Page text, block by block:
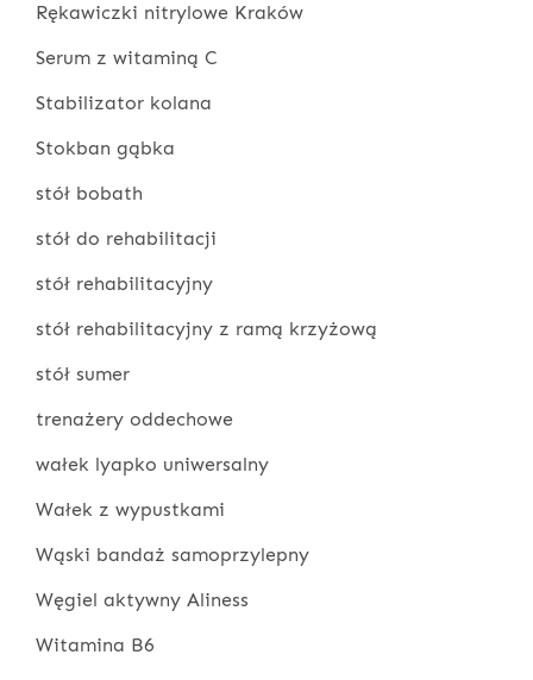
Rękawiczki nitrylowe Kraków
Serum z witaminą C
Stabilizator kolana
Stokban gąbka
stół bobath
stół do rehabilitacji
stół rehabilitacyjny
stół rehabilitacyjny z ramą krzyżową
stół sumer
trenażery oddechowe
wałek lyapko uniwersalny
Wałek z wypustkami
Wąski bandaż samoprzylepny
Węgiel aktywny Aliness
Witamina B6